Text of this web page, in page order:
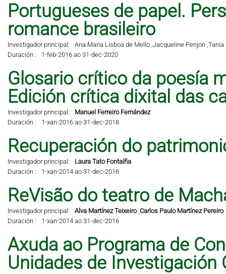
Portugueses de papel.
romance brasileiro
Investigador principal: Ana Maria Lisboa de Mello ,Jacqueline Penjon ,Tania
Duración :
1-feb-2016 ao 31-dec-2020
Glosario crítico da poesía
Edición crítica dixital das
Investigador principal:
Manuel Ferreiro Fernández
Duración :
1-xan-2016 ao 31-dec-2018
Recuperación do
Investigador principal:
Laura Tato Fontaíña
Duración :
1-xan-2014 ao 31-dec-2016
ReVisão do teatro de
Investigador principal: Alva Martínez Teixeiro,Carlos Paulo Martínez Pereiro
Duración :
1-xan-2014 ao 31-dec-2016
Axuda ao Programa de
Unidades de Investigación